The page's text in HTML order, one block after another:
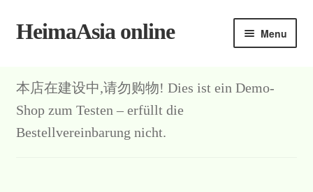
Skip
Skip
HeimaAsia online Menu
本店在建设中,请勿购物! Dies ist ein Demo-
Shop zum Testen – erfüllt die
Bestellvereinbarung nicht.